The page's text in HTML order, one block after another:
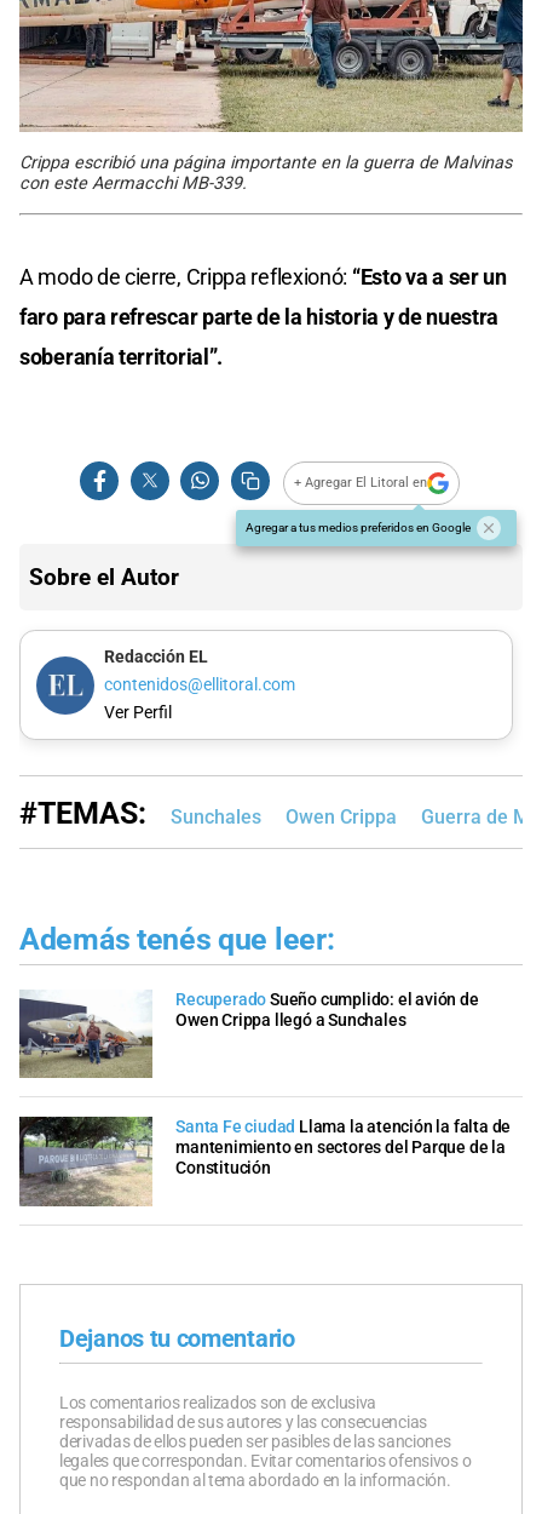
Crippa escribió una página importante en la guerra de Malvinas
con este Aermacchi MB-339.
A modo de cierre, Crippa reflexionó: “Esto va a ser un
faro para refrescar parte de la historia y de nuestra
soberanía territorial”.
+ Agregar El Litoral en
Agregar a tus medios preferidos en Google
Sobre el Autor
Redacción EL
contenidos@ellitoral.com
Ver Perfil
#TEMAS: Sunchales Owen Crippa Guerra de
Además tenés que leer:
RecuperadoSueño cumplido: el avión de
Owen Crippa llegó a Sunchales
Santa Fe ciudad Llama la atención la falta de
mantenimiento en sectores del Parque de la
Constitución
Dejanos tu comentario
Los comentarios realizados son de exclusiva
responsabilidad de sus autores y las consecuencias
derivadas de ellos pueden ser pasibles de las sanciones
legales que correspondan. Evitar comentarios ofensivos o
que no respondan al tema abordado en la información.